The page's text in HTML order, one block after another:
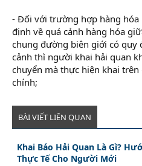
- Đối với trường hợp hàng hóa
định về quá cảnh hàng hóa
chung đường biên giới có
cảnh thì người khai hải quan
chuyển mà thực hiện khai
chính;
BÀI VIẾT LIÊN QUAN
Khai Báo Hải Quan Là Gì?
Thực Tế Cho Người Mới